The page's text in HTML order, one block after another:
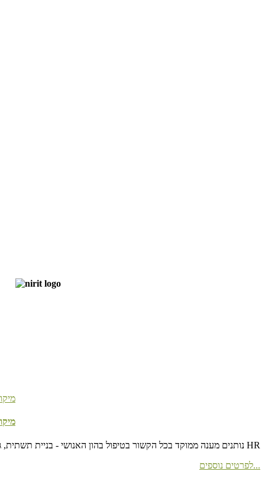
שירותי HR Outsorcing נותנים מענה ממוקד בכל הקשור בטיפול בהון האנושי - בניית תשתית, גיוס, קליטה, הדרכה, פיתוח ניהולי וארגוני ורווחת העובד, כל זאת ללא צורך בפונקציה קבועה בארגון HR
לפרטים נוספים...